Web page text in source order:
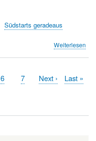
Südstarts geradeaus
Weiterlesen
Page
6 Page
7
Nächste
Next ›
Letzte
Last »